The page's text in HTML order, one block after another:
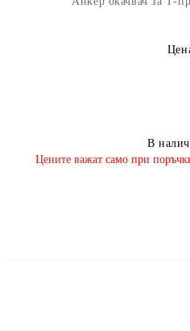
В
​Цените важат само при